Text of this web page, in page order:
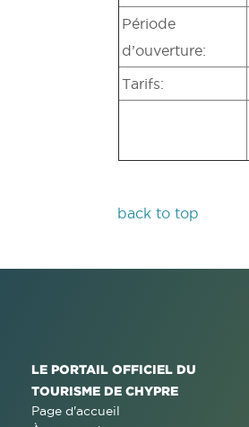
Période
d’ouverture:
Tarifs:
back to top
LE PORTAIL OFFICIEL DU
TOURISME DE CHYPRE
Page d'accueil